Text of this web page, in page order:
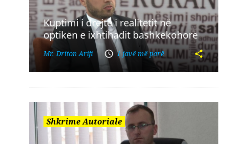
Kuptimi i drejtë i realitetit në
optikën e ixhtihadit bashkëkohorë
Mr. Driton Arifi 1 javë më parë
Shkrime Autoriale